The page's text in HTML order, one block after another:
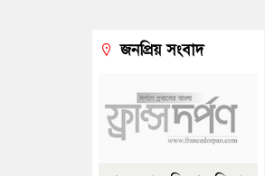
জনপ্রিয় সংবাদ